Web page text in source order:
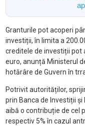
Granturile pot acoperi
investiții, în limita a
creditele de investiții pot
euro, anunță Ministerul
hotărâre de Guvern în
Potrivit autorităților,
prin Banca de Investiții
aibă o contribuție de cel
respectiv 5% în cazul